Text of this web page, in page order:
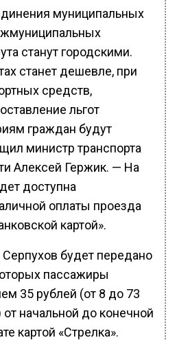
муниципальных
станут городскими.
станет дешевле, при
средств,
льгот
граждан будут
министр транспорта
Алексей Гержик. — На
доступна
оплаты проезда
картой».
Серпухов будет передано
пассажиры
35 рублей (от 8 до 73
начальной до конечной
картой «Стрелка».